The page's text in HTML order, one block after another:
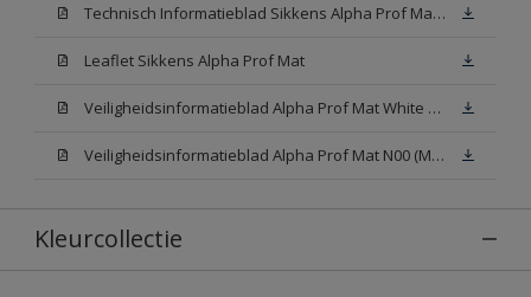
Technisch Informatieblad Sikkens Alpha Prof Mat(PDF)
Leaflet Sikkens Alpha Prof Mat
Veiligheidsinformatieblad Alpha Prof Mat White W05 (MSDS)
Veiligheidsinformatieblad Alpha Prof Mat N00 (MSDS)
Kleurcollectie